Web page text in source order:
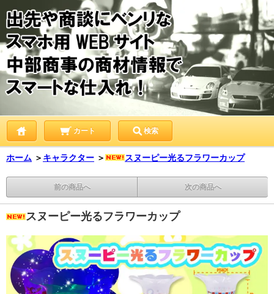
カート 検索
ホーム ＞ キャラクター ＞ スヌーピー光るフラワーカップ
前の商品へ 次の商品へ
スヌーピー光るフラワーカップ